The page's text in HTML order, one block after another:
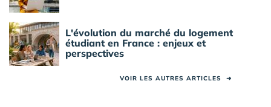
L'évolution du marché du logement
étudiant en France : enjeux et
perspectives
VOIR LES AUTRES ARTICLES ➜